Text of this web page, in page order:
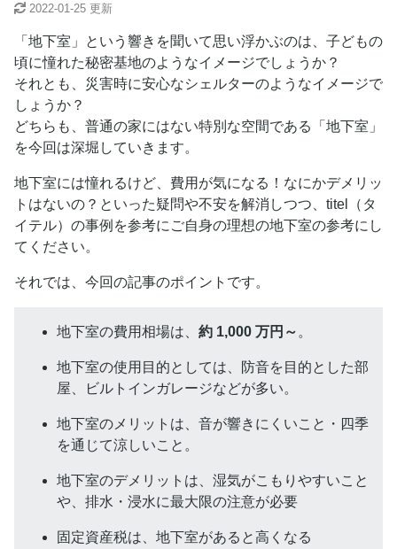
2022-01-25 更新
「地下室」という響きを聞いて思い浮かぶのは、子どもの
頃に憧れた秘密基地のようなイメージでしょうか？
それとも、災害時に安心なシェルターのようなイメージで
しょうか？
どちらも、普通の家にはない特別な空間である「地下室」
を今回は深堀していきます。
地下室には憧れるけど、費用が気になる！なにかデメリッ
トはないの？といった疑問や不安を解消しつつ、titel（タ
イテル）の事例を参考にご自身の理想の地下室の参考にし
てください。
それでは、今回の記事のポイントです。
地下室の費用相場は、 約 1,000 万円～ 。
地下室の使用目的としては、防音を目的とした部
屋、ビルトインガレージなどが多い。
地下室のメリットは、音が響きにくいこと・四季
を通じて涼しいこと。
地下室のデメリットは、湿気がこもりやすいこと
や、排水・浸水に最大限の注意が必要
固定資産税は、地下室があると高くなる